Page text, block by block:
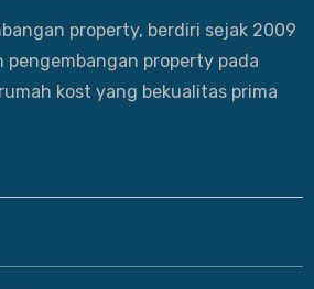
property, berdiri sejak 2009
pengembangan property pada
kost yang bekualitas prima